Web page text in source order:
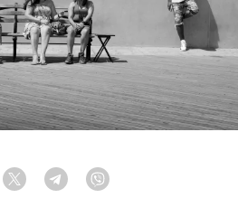
Twitter Telegram